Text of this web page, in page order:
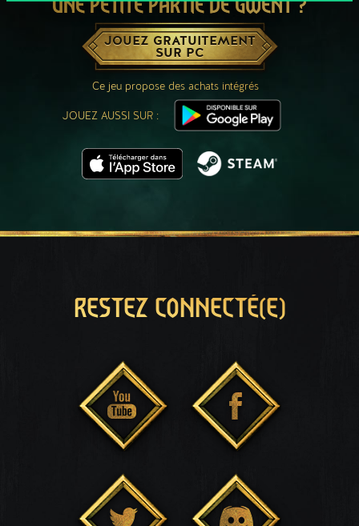
UNE PETITE PARTIE DE GWENT ?
JOUEZ GRATUITEMENT
SUR PC
Ce jeu propose des achats intégrés
JOUEZ AUSSI SUR :
RESTEZ CONNECTÉ(E)